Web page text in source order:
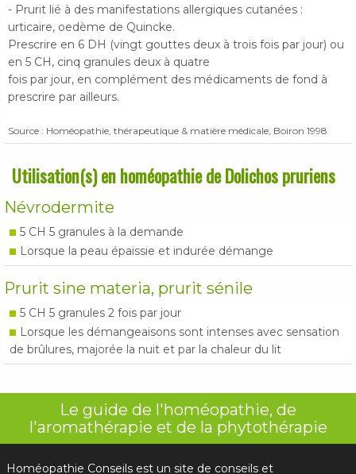
- Prurit lié à des manifestations allergiques cutanées :
urticaire, oedème de Quincke.
Prescrire en 6 DH (vingt gouttes deux à trois fois par jour) ou
en 5 CH, cinq granules deux à quatre
fois par jour, en complément des médicaments de fond à
prescrire par ailleurs.
Source : Homéopathie, thérapeutique & matière médicale, Boiron 1998
Utilisation(s) en homéopathie de Dolichos pruriens
Névrodermite
5 CH 5 granules à la demande
Lorsque la peau épaissie et indurée démange
Prurit sine materia, prurit sénile
5 CH 5 granules 2 fois par jour
Lorsque les démangeaisons sont intenses avec sensation
de brûlures, majorée la nuit et par la chaleur du lit
Le guide de l'homéopathie, de
l'aromathérapie et de la phytothérapie
Homéopathie Conseils est un site de conseils et